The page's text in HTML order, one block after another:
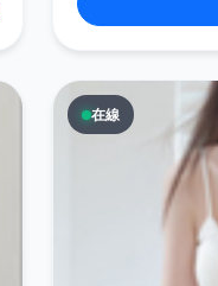
在線